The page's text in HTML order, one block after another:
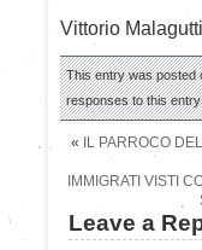
Vittorio Malagutti
This entry was posted
responses to this
« IL PARROCO
IMMIGRATI VISTI
Leave a